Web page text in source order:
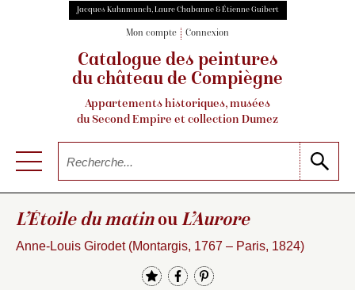
Jacques Kuhnmunch, Laure Chabanne & Étienne Guibert
Mon compte Connexion
Catalogue des peintures
du château de Compiègne
Appartements historiques, musées
du Second Empire et collection Dumez
L’Étoile du matinou L’Aurore
Anne-Louis Girodet (Montargis, 1767 – Paris, 1824)